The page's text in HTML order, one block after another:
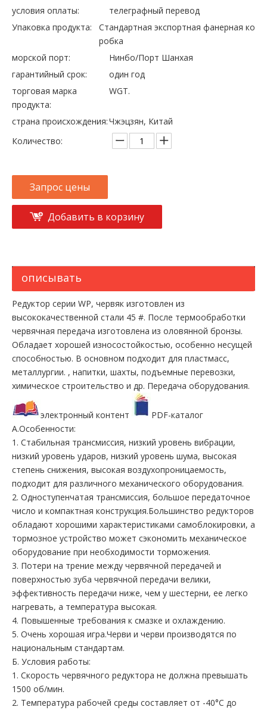
условия оплаты:
телеграфный перевод
Упаковка продукта:
Стандартная экспортная фанерная ко
робка
морской порт:
Нинбо/Порт Шанхая
гарантийный срок:
один год
торговая марка
продукта:
WGT.
страна происхождения:Чжэцзян, Китай
Количество:
Запрос цены
Добавить в корзину
описывать
Редуктор серии WP, червяк изготовлен из
высококачественной стали 45 #. После термообработки
червячная передача изготовлена ​​из оловянной бронзы.
Обладает хорошей износостойкостью, особенно несущей
способностью. В основном подходит для пластмасс,
металлургии. , напитки, шахты, подъемные перевозки,
химическое строительство и др. Передача оборудования.
электронный контент
PDF-каталог
А.Особенности:
1. Стабильная трансмиссия, низкий уровень вибрации,
низкий уровень ударов, низкий уровень шума, высокая
степень снижения, высокая воздухопроницаемость,
подходит для различного механического оборудования.
2. Одноступенчатая трансмиссия, большое передаточное
число и компактная конструкция.Большинство редукторов
обладают хорошими характеристиками самоблокировки, а
тормозное устройство может сэкономить механическое
оборудование при необходимости торможения.
3. Потери на трение между червячной передачей и
поверхностью зуба червячной передачи велики,
эффективность передачи ниже, чем у шестерни, ее легко
нагревать, а температура высокая.
4. Повышенные требования к смазке и охлаждению.
5. Очень хорошая игра.Черви и черви производятся по
национальным стандартам.
Б. Условия работы:
1. Скорость червячного редуктора не должна превышать
1500 об/мин.
2. Температура рабочей среды составляет от -40°C до